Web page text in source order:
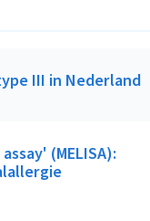
III in Nederland
(MELISA):